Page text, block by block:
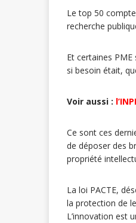
Le top 50
recherche
Et certaines
si besoin était,
Voir aussi :
Ce sont ces
de déposer des
propriété
La loi PACTE,
la protection de
L’innovation est